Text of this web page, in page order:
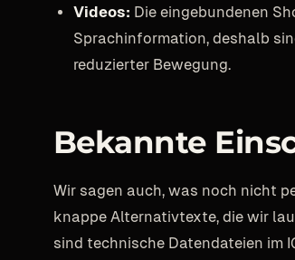
Videos: Die eingebundenen
Sprachinformation, deshalb
reduzierter Bewegung.
Bekannte
Wir sagen auch, was noch nicht
knappe Alternativtexte, die wir
sind technische Datendateien im